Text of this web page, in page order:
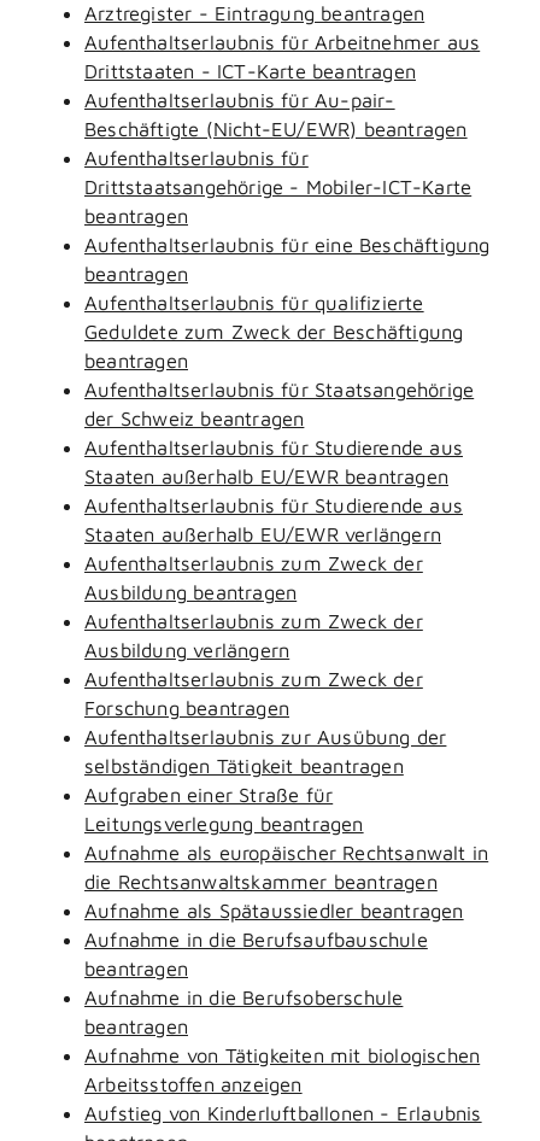
Arztregister - Eintragung beantragen
Aufenthaltserlaubnis für Arbeitnehmer aus
Drittstaaten - ICT-Karte beantragen
Aufenthaltserlaubnis für Au-pair-
Beschäftigte (Nicht-EU/EWR) beantragen
Aufenthaltserlaubnis für
Drittstaatsangehörige - Mobiler-ICT-Karte
beantragen
Aufenthaltserlaubnis für eine Beschäftigung
beantragen
Aufenthaltserlaubnis für qualifizierte
Geduldete zum Zweck der Beschäftigung
beantragen
Aufenthaltserlaubnis für Staatsangehörige
der Schweiz beantragen
Aufenthaltserlaubnis für Studierende aus
Staaten außerhalb EU/EWR beantragen
Aufenthaltserlaubnis für Studierende aus
Staaten außerhalb EU/EWR verlängern
Aufenthaltserlaubnis zum Zweck der
Ausbildung beantragen
Aufenthaltserlaubnis zum Zweck der
Ausbildung verlängern
Aufenthaltserlaubnis zum Zweck der
Forschung beantragen
Aufenthaltserlaubnis zur Ausübung der
selbständigen Tätigkeit beantragen
Aufgraben einer Straße für
Leitungsverlegung beantragen
Aufnahme als europäischer Rechtsanwalt in
die Rechtsanwaltskammer beantragen
Aufnahme als Spätaussiedler beantragen
Aufnahme in die Berufsaufbauschule
beantragen
Aufnahme in die Berufsoberschule
beantragen
Aufnahme von Tätigkeiten mit biologischen
Arbeitsstoffen anzeigen
Aufstieg von Kinderluftballonen - Erlaubnis